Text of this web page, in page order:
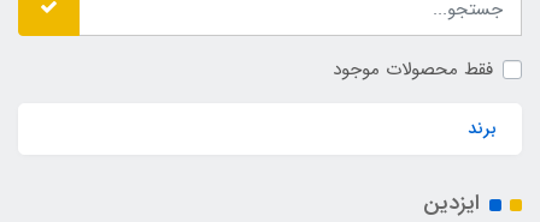
فقط محصولات موجود
برند
ایزدین